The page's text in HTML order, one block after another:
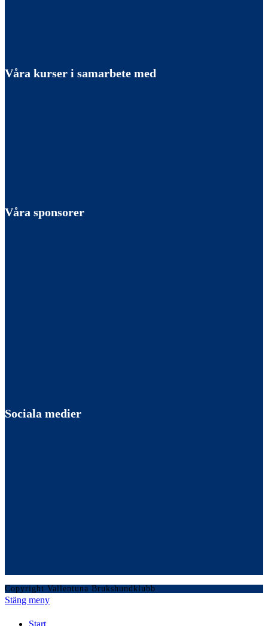
Våra kurser i samarbete med
Våra sponsorer
Sociala medier
Copyright Vallentuna Brukshundklubb
Stäng meny
Start